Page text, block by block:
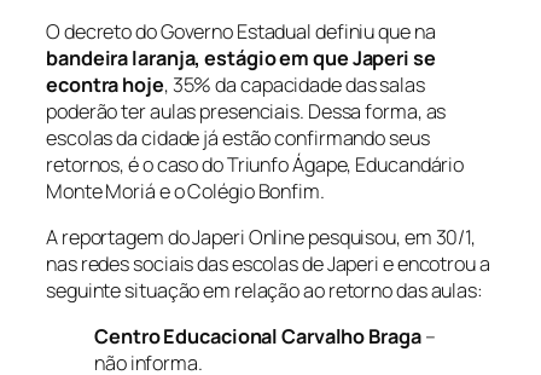
O decreto do Governo Estadual definiu que na
bandeira laranja, estágio em que Japeri se
econtra hoje, 35% da capacidade das salas
poderão ter aulas presenciais. Dessa forma, as
escolas da cidade já estão confirmando seus
retornos, é o caso do Triunfo Ágape, Educandário
Monte Moriá e o Colégio Bonfim.
A reportagem do Japeri Online pesquisou, em 30/1,
nas redes sociais das escolas de Japeri e encotrou a
seguinte situação em relação ao retorno das aulas:
Centro Educacional Carvalho Braga–
não informa.